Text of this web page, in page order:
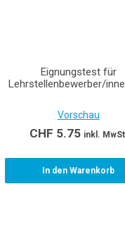
Eignungstest für
Lehrstellenbewerber/
Heizungspraktiker/-in
Heizungsinstallateur/-in
Lösungen und
Vorschau
CHF 5.75 inkl.
In den Warenkorb